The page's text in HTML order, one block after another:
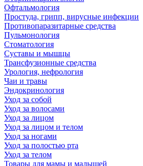
Офтальмология
Простуда, грипп, вирусные инфекции
Противопаразитарные средства
Пульмонология
Стоматология
Суставы и мышцы
Трансфузионные средства
Урология, нефрология
Чаи и травы
Эндокринология
Уход за собой
Уход за волосами
Уход за лицом
Уход за лицом и телом
Уход за ногами
Уход за полостью рта
Уход за телом
Товары для мамы и малышей